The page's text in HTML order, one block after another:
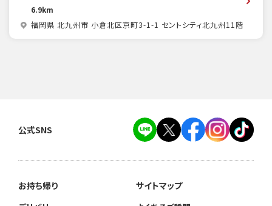
6.9km
福岡県 北九州市 小倉北区京町3-1-1 セントシティ北九州11階
公式SNS
お持ち帰り
サイトマップ